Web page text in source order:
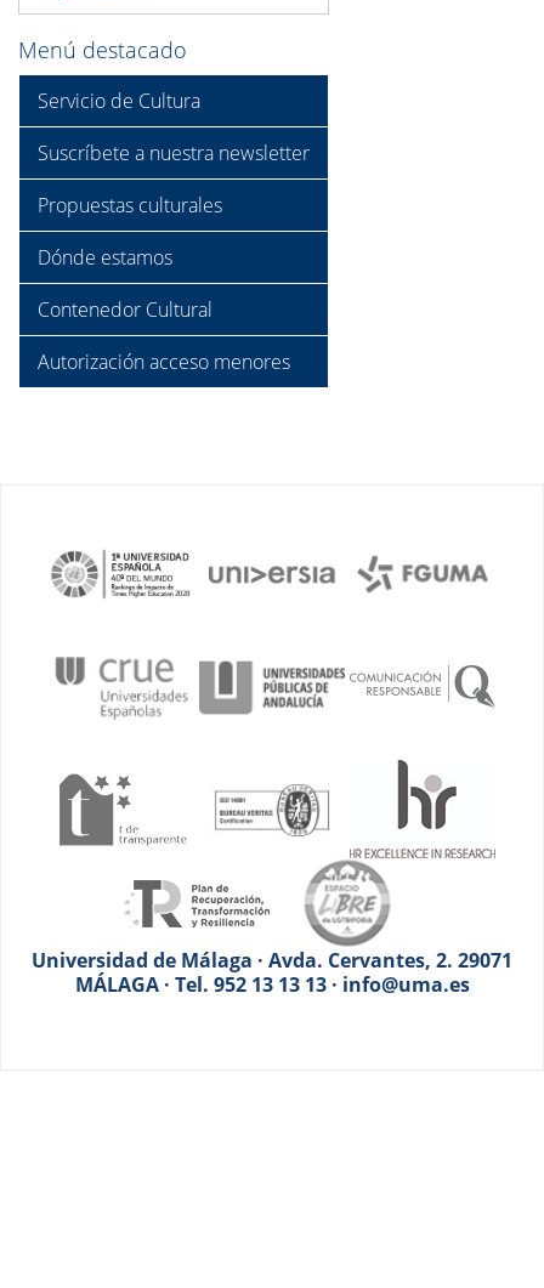
Menú destacado
Servicio de Cultura
Suscríbete a nuestra newsletter
Propuestas culturales
Dónde estamos
Contenedor Cultural
Autorización acceso menores
Universidad de Málaga · Avda. Cervantes, 2. 29071
MÁLAGA · Tel. 952 13 13 13 · info@uma.es